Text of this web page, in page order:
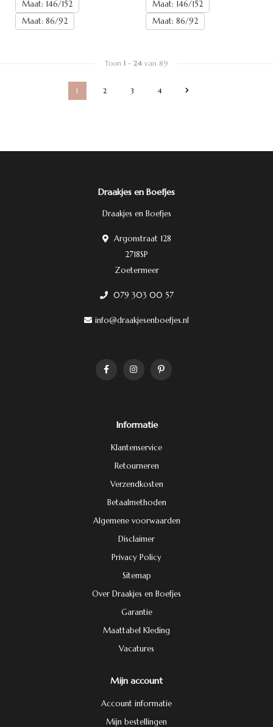
Maat: 146/152
Maat: 86/92
Maat: 146/152
Maat: 86/92
Toon 1 - 24 van 89
1 2 3 4
Draakjes en Boefjes
Draakjes en Boefjes
Argonstraat 128
2718SP
Zoetermeer
079 303 00 57
info@draakjesenboefjes.nl
Informatie
Klantenservice
Retourneren
Verzendkosten
Betaalmethoden
Algemene voorwaarden
Disclaimer
Privacy Policy
Sitemap
Over Draakjes en Boefjes
Garantie
Maattabel Kleding
Vacatures
Mijn account
Account informatie
Mijn bestellingen